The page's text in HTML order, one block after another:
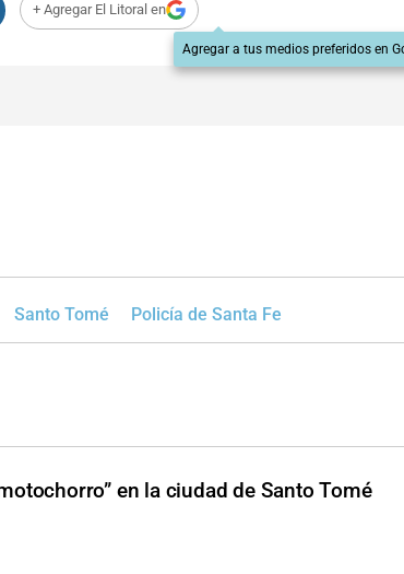
+ Agregar El Litoral en
Agregar a tus medios preferidos en
Santo Tomé Policía de Santa Fe
en la ciudad de Santo Tomé